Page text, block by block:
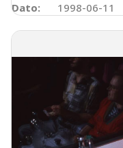
Dato:
1998-06-11